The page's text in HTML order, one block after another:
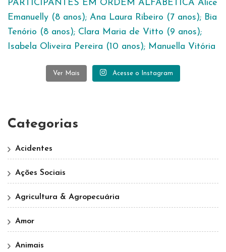
Ver Mais Acesse o Instagram
Categorias
Acidentes
Ações Sociais
Agricultura & Agropecuária
Amor
Animais